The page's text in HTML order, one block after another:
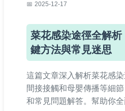
2025-12-17
菜花感染途徑全解
鍵方法與常見迷思
這篇文章深入解析菜花感染
間接接觸和母嬰傳播等細
和常見問題解答。幫助你